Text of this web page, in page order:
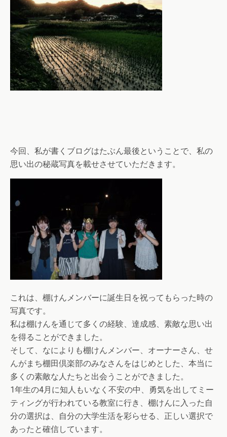
今回、私が書くブログはたぶん最後ということで、私の
思い出の秘蔵写真を載せさせていただきます。
これは、棚けんメンバーに誕生日を祝ってもらった時の
写真です。
私は棚けんを通じて多くの経験、達成感、素敵な思い出
を得ることができました。
そして、なによりも棚けんメンバー、オーナーさん、せ
んがまち棚田倶楽部のみなさんをはじめとした、本当に
多くの素敵な人たちと出会うことができました。
1年生の4月に知人もいなく不安の中、勇気を出してミー
ティングが行われている教室に行き、棚けんに入った自
分の選択は、自分の大学生活を彩らせる、正しい選択で
あったと確信しています。